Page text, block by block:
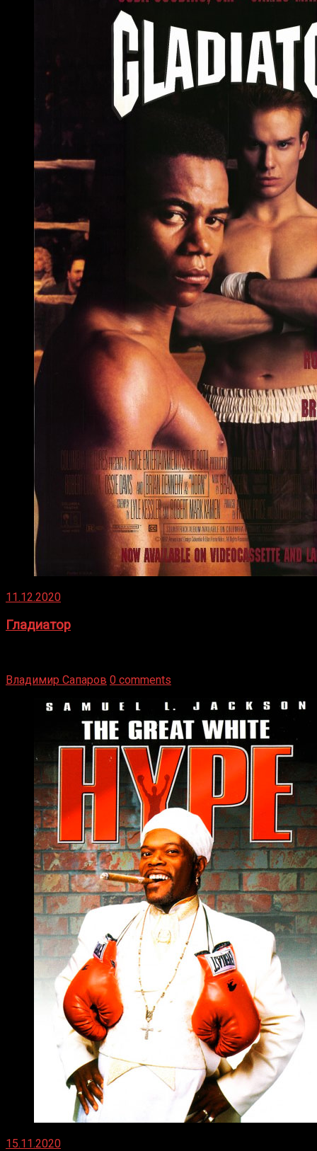
11.12.2020
Гладиатор
Владимир Сапаров 0 comments
15.11.2020